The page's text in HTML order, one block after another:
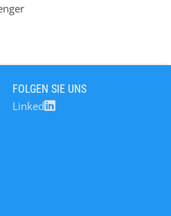
FOLGEN SIE UNS
Linked